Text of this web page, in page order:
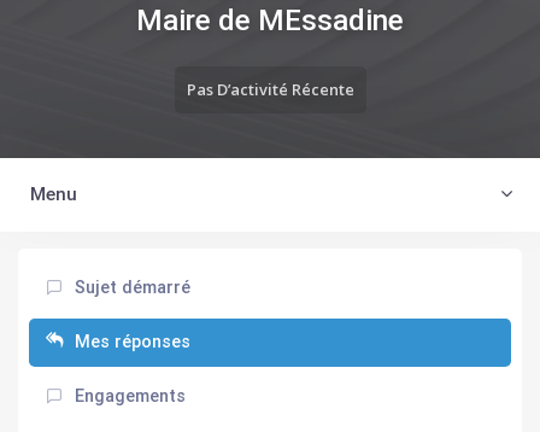
Maire de MEssadine
Pas D’activité Récente
Menu
Sujet démarré
Mes réponses
Engagements